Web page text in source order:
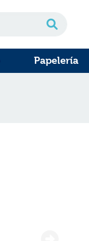
Papelería